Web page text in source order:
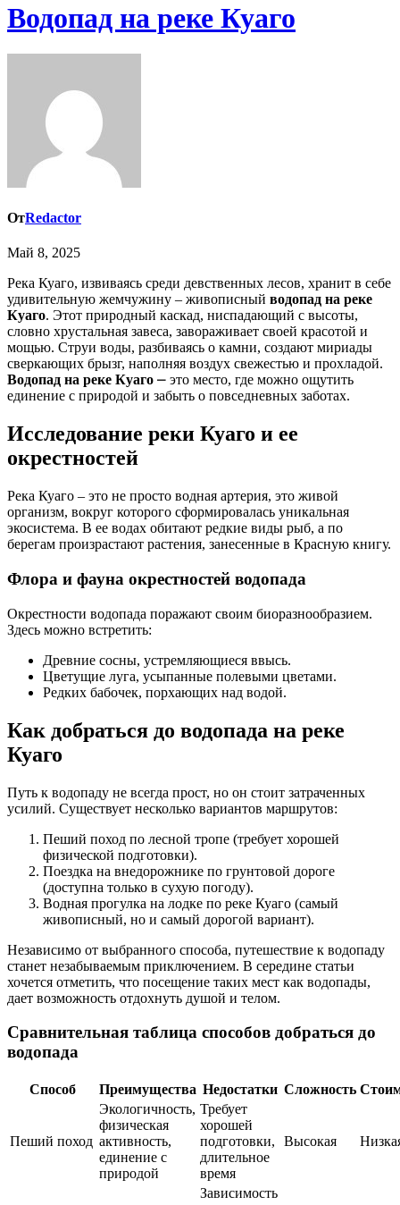
Водопад на реке Куаго
ОтRedactor
Май 8, 2025
Река Куаго, извиваясь среди девственных лесов, хранит в себе
удивительную жемчужину – живописный водопад на реке
Куаго. Этот природный каскад, ниспадающий с высоты,
словно хрустальная завеса, завораживает своей красотой и
мощью. Струи воды, разбиваясь о камни, создают мириады
сверкающих брызг, наполняя воздух свежестью и прохладой.
Водопад на реке Куаго ⎼ это место, где можно ощутить
единение с природой и забыть о повседневных заботах.
Исследование реки Куаго и ее
окрестностей
Река Куаго – это не просто водная артерия, это живой
организм, вокруг которого сформировалась уникальная
экосистема. В ее водах обитают редкие виды рыб, а по
берегам произрастают растения, занесенные в Красную книгу.
Флора и фауна окрестностей водопада
Окрестности водопада поражают своим биоразнообразием.
Здесь можно встретить:
Древние сосны, устремляющиеся ввысь.
Цветущие луга, усыпанные полевыми цветами.
Редких бабочек, порхающих над водой.
Как добраться до водопада на реке
Куаго
Путь к водопаду не всегда прост, но он стоит затраченных
усилий. Существует несколько вариантов маршрутов:
Пеший поход по лесной тропе (требует хорошей
физической подготовки).
Поездка на внедорожнике по грунтовой дороге
(доступна только в сухую погоду).
Водная прогулка на лодке по реке Куаго (самый
живописный, но и самый дорогой вариант).
Независимо от выбранного способа, путешествие к водопаду
станет незабываемым приключением. В середине статьи
хочется отметить, что посещение таких мест как водопады,
дает возможность отдохнуть душой и телом.
Сравнительная таблица способов добраться до
водопада
Способ Преимущества Недостатки Сложность
Пеший поход
Экологичность,
физическая
активность,
единение с
природой
Требует
хорошей
подготовки,
длительное
время
Высокая
Зависимость